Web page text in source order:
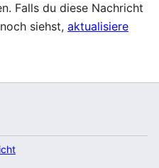
Falls du diese Nachricht
siehst, aktualisiere